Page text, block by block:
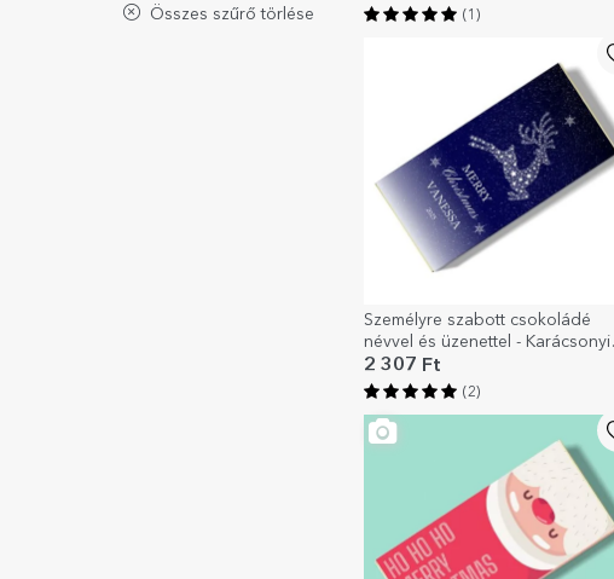
Összes szűrő törlése (1)
Személyre szabott csokoládé
névvel és üzenettel - Karácsonyi
éjszaka
2 307 Ft
(2)